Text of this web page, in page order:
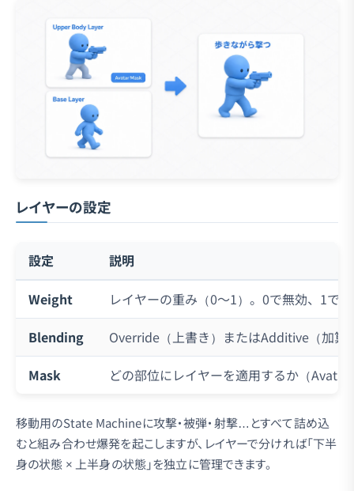
レイヤーの設定
設定 説明
Weight
レイヤーの重み（0〜1）。0で無効、1で
Blending
Override（上書き）またはAdditive（加算
Mask
どの部位にレイヤーを適用するか（
移動用のState Machineに攻撃・被弾・射撃…とすべて詰め込
むと組み合わせ爆発を起こしますが、レイヤーで分ければ「下半
身の状態 × 上半身の状態」を独立に管理できます。